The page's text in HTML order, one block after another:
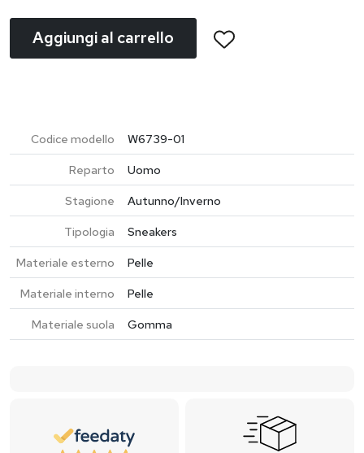
Aggiungi al carrello
Codice modello
W6739-01
Reparto
Uomo
Stagione
Autunno/Inverno
Tipologia
Sneakers
Materiale esterno
Pelle
Materiale interno
Pelle
Materiale suola
Gomma